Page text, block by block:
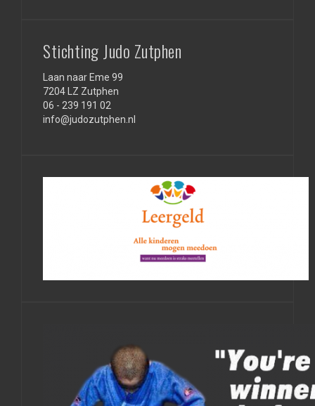
Stichting Judo Zutphen
Laan naar Eme 99
7204 LZ Zutphen
06 - 239 191 02
info@judozutphen.nl